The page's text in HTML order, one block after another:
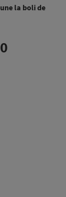
la boli de